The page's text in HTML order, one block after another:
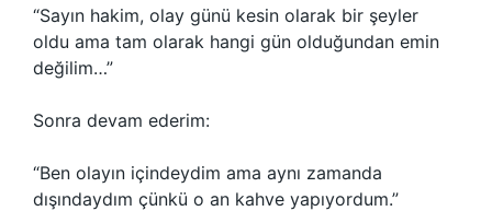
“Sayın hakim, olay günü kesin olarak bir şeyler
oldu ama tam olarak hangi gün olduğundan emin
değilim…”
Sonra devam ederim:
“Ben olayın içindeydim ama aynı zamanda
dışındaydım çünkü o an kahve yapıyordum.”